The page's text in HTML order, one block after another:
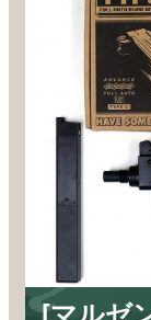
[マルゼ